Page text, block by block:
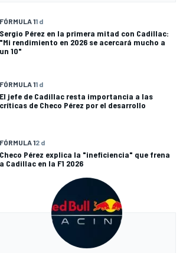
FÓRMULA 11 d
Sergio Pérez en la primera mitad con Cadillac:
"Mi rendimiento en 2026 se acercará mucho a
un 10"
FÓRMULA 11 d
El jefe de Cadillac resta importancia a las
críticas de Checo Pérez por el desarrollo
FÓRMULA 12 d
Checo Pérez explica la "ineficiencia" que frena
a Cadillac en la F1 2026